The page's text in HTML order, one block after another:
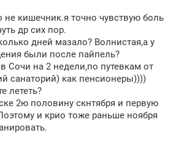
не кишечник.я точно чувствую боль
др сих пор.
дней мазало? Волнистая,а у
были после пайпель?
Сочи на 2 недели,по путевкам от
санаторий) как пенсионеры))))
лететь?
2ю половину скнтября и первую
и крио тоже раньше ноября